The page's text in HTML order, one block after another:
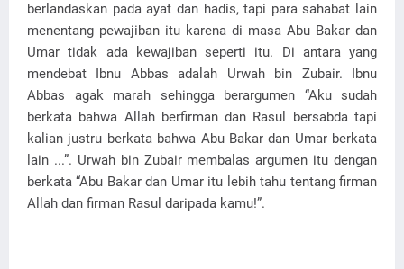
berlandaskan pada ayat dan hadis, tapi para sahabat lain
menentang pewajiban itu karena di masa Abu Bakar dan
Umar tidak ada kewajiban seperti itu. Di antara yang
mendebat Ibnu Abbas adalah Urwah bin Zubair. Ibnu
Abbas agak marah sehingga berargumen “Aku sudah
berkata bahwa Allah berfirman dan Rasul bersabda tapi
kalian justru berkata bahwa Abu Bakar dan Umar berkata
lain ...”. Urwah bin Zubair membalas argumen itu dengan
berkata “Abu Bakar dan Umar itu lebih tahu tentang firman
Allah dan firman Rasul daripada kamu!”.